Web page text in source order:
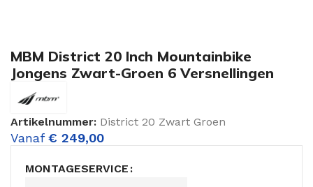
MBM District 20 Inch Mountainbike
Jongens Zwart-Groen 6 Versnellingen
Artikelnummer: District 20 Zwart Groen
Vanaf € 249,00
MONTAGESERVICE